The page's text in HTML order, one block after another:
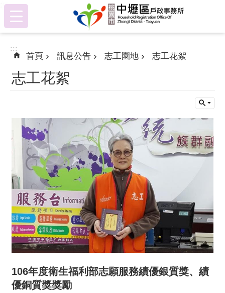
跳到主要內容區塊
:::
:::
首頁 訊息公告 志工園地 志工花絮
志工花絮
106年度衛生福利部志願服務績優銀質獎、績
優銅質獎獎勵